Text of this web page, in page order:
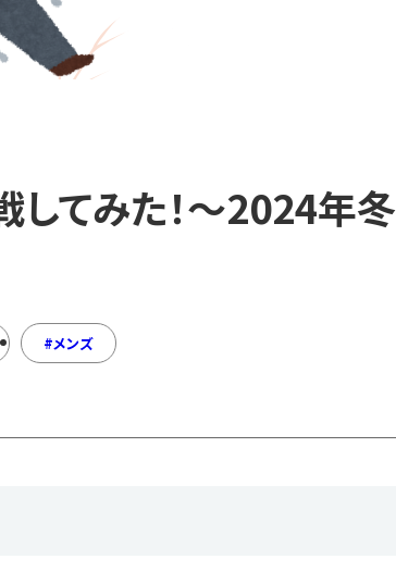
してみた！～2024年冬
メンズ